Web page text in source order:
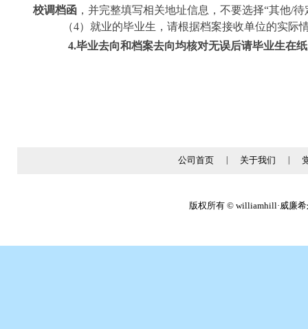
校调档函，并完整填写相关地址信息，不要选择“其他/待
（4）就业的毕业生，请根据档案接收单位的实际
4.毕业去向和档案去向均核对无误后请毕业生在
公司首页 关于我们
版权所有 © williamhill·威廉希